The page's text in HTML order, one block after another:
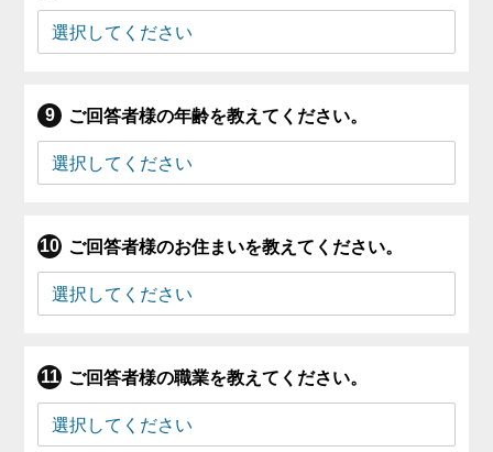
ご回答者様の年齢を教えてください。
ご回答者様のお住まいを教えてください。
ご回答者様の職業を教えてください。